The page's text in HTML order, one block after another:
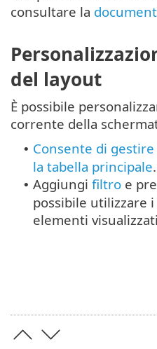
consultare la
del layout
È possibile
corrente della
• Consente di
la tabella principale.
• Aggiungi filtro e
possibile utilizzare i
elementi